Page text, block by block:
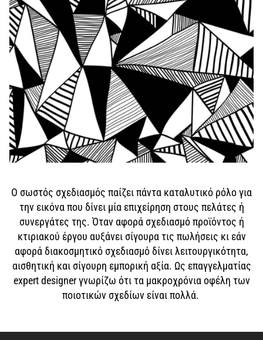
Ο σωστός σχεδιασμός παίζει πάντα καταλυτικό ρόλο για
την εικόνα που δίνει μία επιχείρηση στους πελάτες ή
συνεργάτες της. Όταν αφορά σχεδιασμό προϊόντος ή
κτιριακού έργου αυξάνει σίγουρα τις πωλήσεις κι εάν
αφορά διακοσμητικό σχεδιασμό δίνει λειτουργικότητα,
αισθητική και σίγουρη εμπορική αξία. Ως επαγγελματίας
expert designer γνωρίζω ότι τα μακροχρόνια οφέλη των
ποιοτικών σχεδίων είναι πολλά.